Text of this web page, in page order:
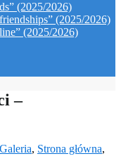
(2025/2026)
(2025/2026)
(2025/2026)
–
Galeria, Strona główna,